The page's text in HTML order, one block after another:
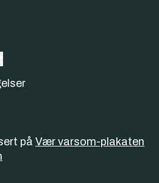
på Vær varsom-plakaten